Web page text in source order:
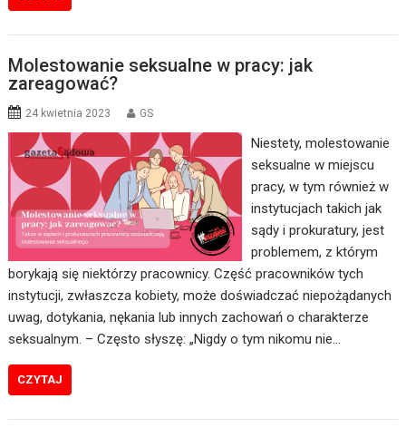
Molestowanie seksualne w pracy: jak
zareagować?
24 kwietnia 2023 GS
Niestety, molestowanie
seksualne w miejscu
pracy, w tym również w
instytucjach takich jak
sądy i prokuratury, jest
problemem, z którym
borykają się niektórzy pracownicy. Część pracowników tych
instytucji, zwłaszcza kobiety, może doświadczać niepożądanych
uwag, dotykania, nękania lub innych zachowań o charakterze
seksualnym. – Często słyszę: „Nigdy o tym nikomu nie…
CZYTAJ